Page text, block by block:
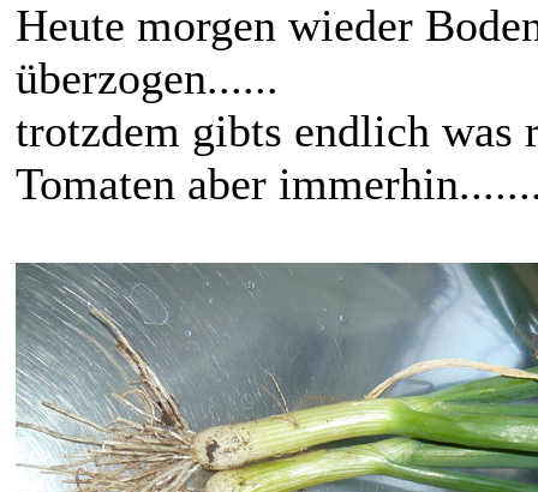
Heute morgen wieder
überzogen......
trotzdem gibts endlich was
Tomaten aber